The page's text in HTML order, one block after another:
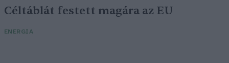
Céltáblát festett magára az EU
ENERGIA